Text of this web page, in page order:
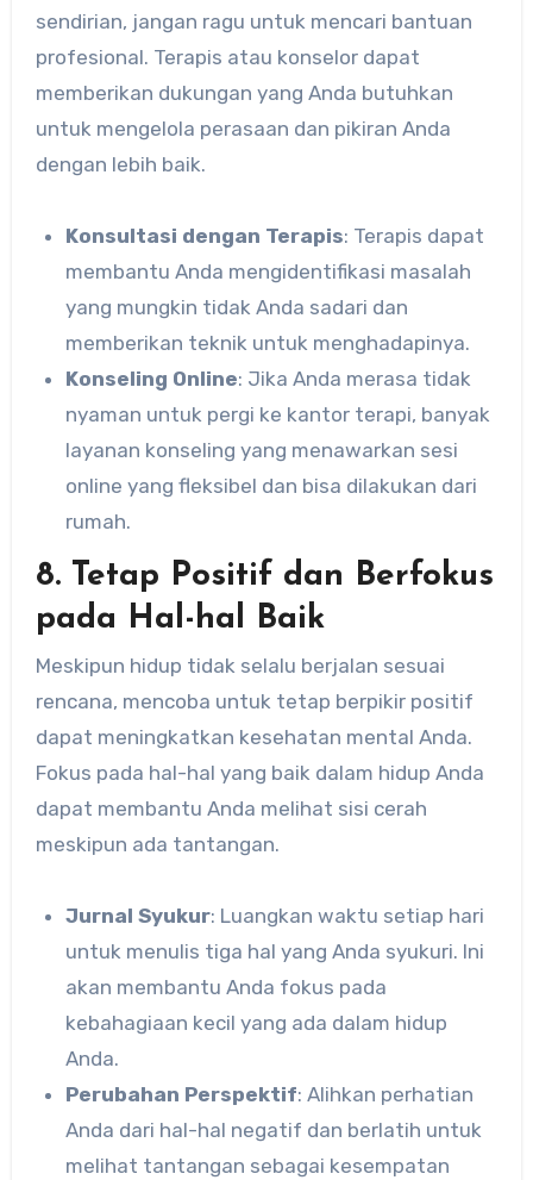
sendirian, jangan ragu untuk mencari bantuan
profesional. Terapis atau konselor dapat
memberikan dukungan yang Anda butuhkan
untuk mengelola perasaan dan pikiran Anda
dengan lebih baik.
Konsultasi dengan Terapis: Terapis dapat
membantu Anda mengidentifikasi masalah
yang mungkin tidak Anda sadari dan
memberikan teknik untuk menghadapinya.
Konseling Online: Jika Anda merasa tidak
nyaman untuk pergi ke kantor terapi, banyak
layanan konseling yang menawarkan sesi
online yang fleksibel dan bisa dilakukan dari
rumah.
8. Tetap Positif dan Berfokus
pada Hal-hal Baik
Meskipun hidup tidak selalu berjalan sesuai
rencana, mencoba untuk tetap berpikir positif
dapat meningkatkan kesehatan mental Anda.
Fokus pada hal-hal yang baik dalam hidup Anda
dapat membantu Anda melihat sisi cerah
meskipun ada tantangan.
Jurnal Syukur: Luangkan waktu setiap hari
untuk menulis tiga hal yang Anda syukuri. Ini
akan membantu Anda fokus pada
kebahagiaan kecil yang ada dalam hidup
Anda.
Perubahan Perspektif: Alihkan perhatian
Anda dari hal-hal negatif dan berlatih untuk
melihat tantangan sebagai kesempatan